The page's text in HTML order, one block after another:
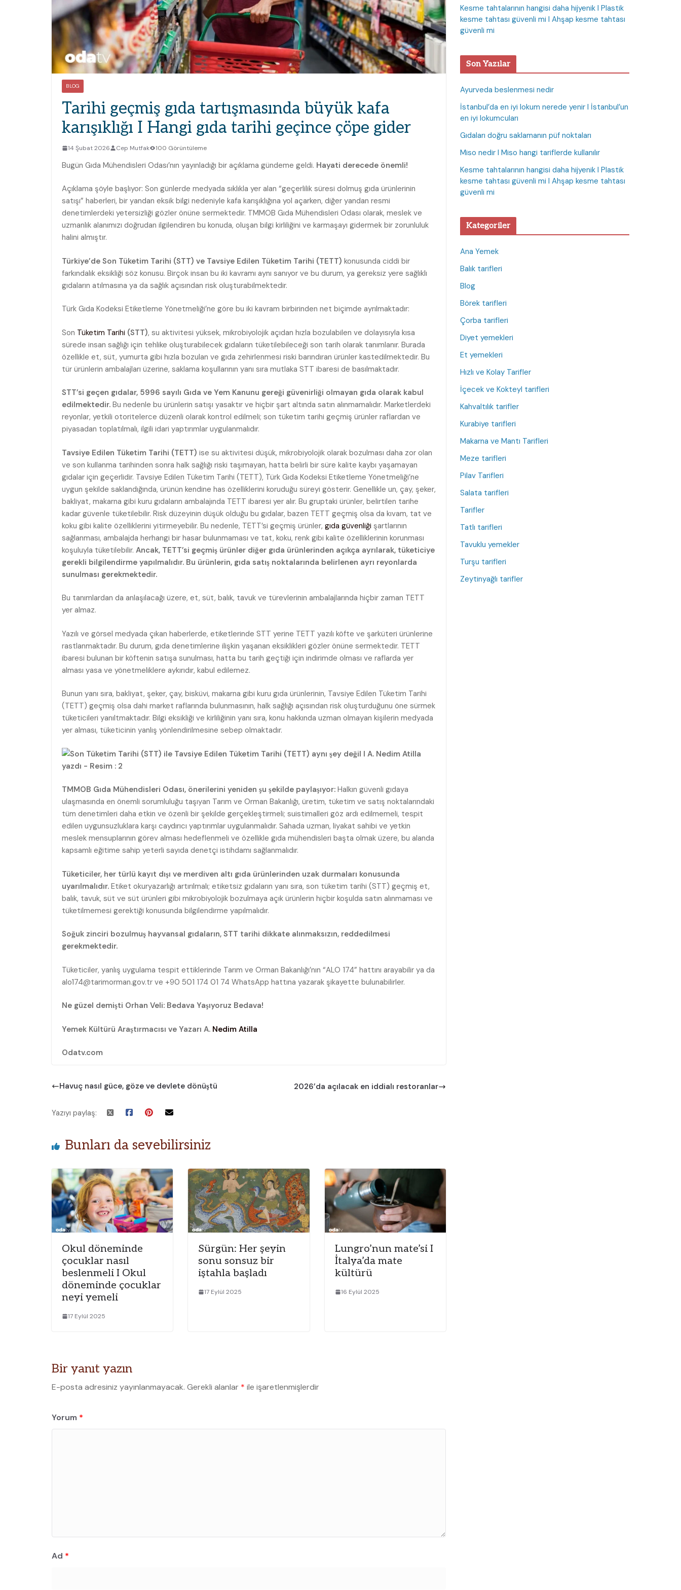
BLOG
Tarihi geçmiş gıda tartışmasında büyük kafa
karışıklığı I Hangi gıda tarihi geçince çöpe gider
14 Şubat 2026 Cep Mutfak 100 Görüntüleme
Bugün Gıda Mühendisleri Odası’nın yayınladığı bir açıklama gündeme geldi. Hayati derecede önemli!
Açıklama şöyle başlıyor: Son günlerde medyada sıklıkla yer alan “geçerlilik süresi dolmuş gıda ürünlerinin
satışı” haberleri, bir yandan eksik bilgi nedeniyle kafa karışıklığına yol açarken, diğer yandan resmi
denetimlerdeki yetersizliği gözler önüne sermektedir. TMMOB Gıda Mühendisleri Odası olarak, meslek ve
uzmanlık alanımızı doğrudan ilgilendiren bu konuda, oluşan bilgi kirliliğini ve karmaşayı gidermek bir zorunluluk
halini almıştır.
Türkiye’de Son Tüketim Tarihi (STT) ve Tavsiye Edilen Tüketim Tarihi (TETT) konusunda ciddi bir
farkındalık eksikliği söz konusu. Birçok insan bu iki kavramı aynı sanıyor ve bu durum, ya gereksiz yere sağlıklı
gıdaların atılmasına ya da sağlık açısından risk oluşturabilmektedir.
Türk Gıda Kodeksi Etiketleme Yönetmeliği’ne göre bu iki kavram birbirinden net biçimde ayrılmaktadır:
Son Tüketim Tarihi (STT), su aktivitesi yüksek, mikrobiyolojik açıdan hızla bozulabilen ve dolayısıyla kısa
sürede insan sağlığı için tehlike oluşturabilecek gıdaların tüketilebileceği son tarih olarak tanımlanır. Burada
özellikle et, süt, yumurta gibi hızla bozulan ve gıda zehirlenmesi riski barındıran ürünler kastedilmektedir. Bu
tür ürünlerin ambalajları üzerine, saklama koşullarının yanı sıra mutlaka STT ibaresi de basılmaktadır.
STT’si geçen gıdalar, 5996 sayılı Gıda ve Yem Kanunu gereği güvenirliği olmayan gıda olarak kabul
edilmektedir. Bu nedenle bu ürünlerin satışı yasaktır ve hiçbir şart altında satın alınmamalıdır. Marketlerdeki
reyonlar, yetkili otoritelerce düzenli olarak kontrol edilmeli; son tüketim tarihi geçmiş ürünler raflardan ve
piyasadan toplatılmalı, ilgili idari yaptırımlar uygulanmalıdır.
Tavsiye Edilen Tüketim Tarihi (TETT) ise su aktivitesi düşük, mikrobiyolojik olarak bozulması daha zor olan
ve son kullanma tarihinden sonra halk sağlığı riski taşımayan, hatta belirli bir süre kalite kaybı yaşamayan
gıdalar için geçerlidir. Tavsiye Edilen Tüketim Tarihi (TETT), Türk Gıda Kodeksi Etiketleme Yönetmeliği’ne
uygun şekilde saklandığında, ürünün kendine has özelliklerini koruduğu süreyi gösterir. Genellikle un, çay, şeker,
bakliyat, makarna gibi kuru gıdaların ambalajında TETT ibaresi yer alır. Bu gruptaki ürünler, belirtilen tarihe
kadar güvenle tüketilebilir. Risk düzeyinin düşük olduğu bu gıdalar, bazen TETT geçmiş olsa da kıvam, tat ve
koku gibi kalite özelliklerini yitirmeyebilir. Bu nedenle, TETT’si geçmiş ürünler, gıda güvenliği şartlarının
sağlanması, ambalajda herhangi bir hasar bulunmaması ve tat, koku, renk gibi kalite özelliklerinin korunması
koşuluyla tüketilebilir. Ancak, TETT’si geçmiş ürünler diğer gıda ürünlerinden açıkça ayrılarak, tüketiciye
gerekli bilgilendirme yapılmalıdır. Bu ürünlerin, gıda satış noktalarında belirlenen ayrı reyonlarda
sunulması gerekmektedir.
Bu tanımlardan da anlaşılacağı üzere, et, süt, balık, tavuk ve türevlerinin ambalajlarında hiçbir zaman TETT
yer almaz.
Yazılı ve görsel medyada çıkan haberlerde, etiketlerinde STT yerine TETT yazılı köfte ve şarküteri ürünlerine
rastlanmaktadır. Bu durum, gıda denetimlerine ilişkin yaşanan eksiklikleri gözler önüne sermektedir. TETT
ibaresi bulunan bir köftenin satışa sunulması, hatta bu tarih geçtiği için indirimde olması ve raflarda yer
alması yasa ve yönetmeliklere aykırıdır, kabul edilemez.
Bunun yanı sıra, bakliyat, şeker, çay, bisküvi, makarna gibi kuru gıda ürünlerinin, Tavsiye Edilen Tüketim Tarihi
(TETT) geçmiş olsa dahi market raflarında bulunmasının, halk sağlığı açısından risk oluşturduğunu öne sürmek
tüketicileri yanıltmaktadır. Bilgi eksikliği ve kirliliğinin yanı sıra, konu hakkında uzman olmayan kişilerin medyada
yer alması, tüketicinin yanlış yönlendirilmesine sebep olmaktadır.
TMMOB Gıda Mühendisleri Odası, önerilerini yeniden şu şekilde paylaşıyor: Halkın güvenli gıdaya
ulaşmasında en önemli sorumluluğu taşıyan Tarım ve Orman Bakanlığı, üretim, tüketim ve satış noktalarındaki
tüm denetimleri daha etkin ve özenli bir şekilde gerçekleştirmeli; suistimalleri göz ardı edilmemeli, tespit
edilen uygunsuzluklara karşı caydırıcı yaptırımlar uygulanmalıdır. Sahada uzman, liyakat sahibi ve yetkin
meslek mensuplarının görev alması hedeflenmeli ve özellikle gıda mühendisleri başta olmak üzere, bu alanda
kapsamlı eğitime sahip yeterli sayıda denetçi istihdamı sağlanmalıdır.
Tüketiciler, her türlü kayıt dışı ve merdiven altı gıda ürünlerinden uzak durmaları konusunda
uyarılmalıdır. Etiket okuryazarlığı artırılmalı; etiketsiz gıdaların yanı sıra, son tüketim tarihi (STT) geçmiş et,
balık, tavuk, süt ve süt ürünleri gibi mikrobiyolojik bozulmaya açık ürünlerin hiçbir koşulda satın alınmaması ve
tüketilmemesi gerektiği konusunda bilgilendirme yapılmalıdır.
Soğuk zinciri bozulmuş hayvansal gıdaların, STT tarihi dikkate alınmaksızın, reddedilmesi
gerekmektedir.
Tüketiciler, yanlış uygulama tespit ettiklerinde Tarım ve Orman Bakanlığı’nın “ALO 174” hattını arayabilir ya da
alo174@tarimorman.gov.tr ve +90 501 174 01 74 WhatsApp hattına yazarak şikayette bulunabilirler.
Ne güzel demişti Orhan Veli: Bedava Yaşıyoruz Bedava!
Yemek Kültürü Araştırmacısı ve Yazarı A. Nedim Atilla
Odatv.com
Havuç nasıl güce, göze ve devlete dönüştü 2026’da açılacak en iddialı restoranlar
Yazıyı paylaş:
Bunları da sevebilirsiniz
Okul döneminde
çocuklar nasıl
beslenmeli I Okul
döneminde çocuklar
neyi yemeli
17 Eylül 2025
Sürgün: Her şeyin
sonu sonsuz bir
iştahla başladı
17 Eylül 2025
Lungro’nun mate’si I
İtalya’da mate
kültürü
16 Eylül 2025
Bir yanıt yazın
E-posta adresiniz yayınlanmayacak. Gerekli alanlar * ile işaretlenmişlerdir
Yorum *
Ad *
Kesme tahtalarının hangisi daha hijyenik I Plastik
kesme tahtası güvenli mi I Ahşap kesme tahtası
güvenli mi
Son Yazılar
Ayurveda beslenmesi nedir
İstanbul’da en iyi lokum nerede yenir I İstanbul’un
en iyi lokumcuları
Gıdaları doğru saklamanın püf noktaları
Miso nedir I Miso hangi tariflerde kullanılır
Kesme tahtalarının hangisi daha hijyenik I Plastik
kesme tahtası güvenli mi I Ahşap kesme tahtası
güvenli mi
Kategoriler
Ana Yemek
Balık tarifleri
Blog
Börek tarifleri
Çorba tarifleri
Diyet yemekleri
Et yemekleri
Hızlı ve Kolay Tarifler
İçecek ve Kokteyl tarifleri
Kahvaltılık tarifler
Kurabiye tarifleri
Makarna ve Mantı Tarifleri
Meze tarifleri
Pilav Tarifleri
Salata tarifleri
Tarifler
Tatlı tarifleri
Tavuklu yemekler
Turşu tarifleri
Zeytinyağlı tarifler